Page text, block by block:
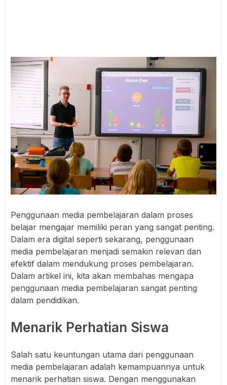
Penggunaan media pembelajaran dalam proses
belajar mengajar memiliki peran yang sangat penting.
Dalam era digital seperti sekarang, penggunaan
media pembelajaran menjadi semakin relevan dan
efektif dalam mendukung proses pembelajaran.
Dalam artikel ini, kita akan membahas mengapa
penggunaan media pembelajaran sangat penting
dalam pendidikan.
Menarik Perhatian Siswa
Salah satu keuntungan utama dari penggunaan
media pembelajaran adalah kemampuannya untuk
menarik perhatian siswa. Dengan menggunakan